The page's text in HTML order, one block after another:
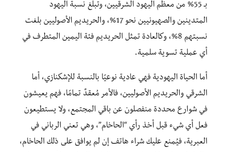
بـ 55% من معظم اليهود الشرقيين، وتبلغ نسبة اليهود
المتدينين والصهيونيين نحو 17%، والحريديم الأصوليين بلغت
نسبتهم 8%، وكالعادة تمثل الحريديم فئة اليمين المتطرف في
أي عملية تسوية سلمية.
أما الحياة اليهودية فهي عادية نوعيًا بالنسبة للإشكنازي، أما
الشرقي والحريديم الأصوليين، فالأمر مُعقدٌ تمامًا، فهم يعيشون
في شوارع محددة منفصلون عن باقي المجتمع، ولا يستطيعون
فعل أي شيء قبل أخذ رأي “الحاخام”، وهي تعني الرباني في
العبرية، فيُمنع عليك شراء هاتف إن لم يوافق على ذلك الحاخام،